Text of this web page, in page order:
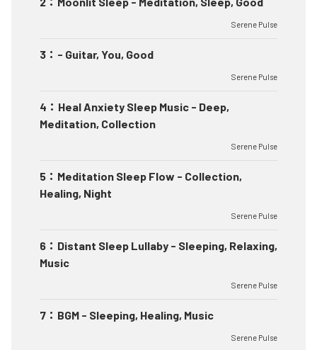
Serene Pulse
3 ： - Guitar, You, Good
Serene Pulse
4 ： Heal Anxiety Sleep Music - Deep,
Meditation, Collection
Serene Pulse
5 ： Meditation Sleep Flow - Collection,
Healing, Night
Serene Pulse
6 ： Distant Sleep Lullaby - Sleeping, Relaxing,
Music
Serene Pulse
7 ： BGM - Sleeping, Healing, Music
Serene Pulse